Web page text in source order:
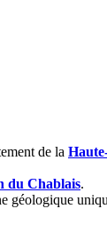
de la
du Chablais.
géologique